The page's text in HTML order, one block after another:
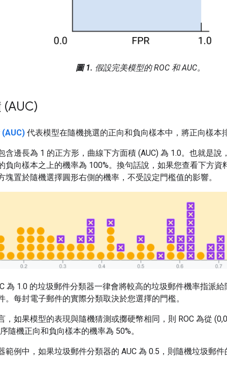
圖 1. 假設完美模型的 ROC 和 AUC。
(AUC)
(AUC) 代表模型在隨機挑選的正向和負向樣本中，將正向樣本
含邊長為 1 的正方形，曲線下方面積 (AUC) 為 1.0。也就是說
負向樣本之上的機率為 100%。換句話說，如果您查看下方資
塊置於隨機選擇圓形右側的機率，不受設定門檻值的影響。
為 1.0 的垃圾郵件分類器一律會將較高的垃圾郵件機率指派
。每封電子郵件的實際分類取決於您選擇的門檻。
，如果模型的表現與隨機猜測或擲硬幣相同，則 ROC 為從
隨機正向和負向樣本的機率為 50%。
範例中，如果垃圾郵件分類器的 AUC 為 0.5，則隨機垃圾郵